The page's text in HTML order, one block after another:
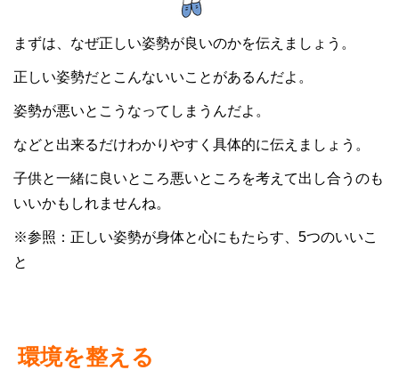
まずは、なぜ正しい姿勢が良いのかを伝えましょう。
正しい姿勢だとこんないいことがあるんだよ。
姿勢が悪いとこうなってしまうんだよ。
などと出来るだけわかりやすく具体的に伝えましょう。
子供と一緒に良いところ悪いところを考えて出し合うのも
いいかもしれませんね。
※参照： 正しい姿勢が身体と心にもたらす、5つのいいこ
と
環境を整える